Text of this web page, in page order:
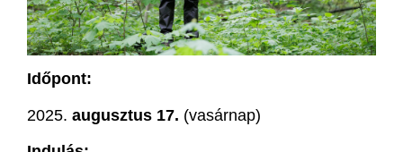
Időpont:
2025. augusztus 17. (vasárnap)